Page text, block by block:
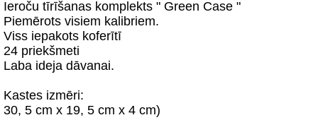
Ieroču tīrīšanas komplekts " Green Case "
Piemērots visiem kalibriem.
Viss iepakots koferītī
24 priekšmeti
Laba ideja dāvanai.
Kastes izmēri:
30, 5 cm x 19, 5 cm x 4 cm)